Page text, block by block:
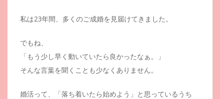
私は23年間、多くのご成婚を見届けてきました。
でもね、
「もう少し早く動いていたら良かったなぁ。」
そんな言葉を聞くことも少なくありません。
婚活って、「落ち着いたら始めよう」と思っているうち